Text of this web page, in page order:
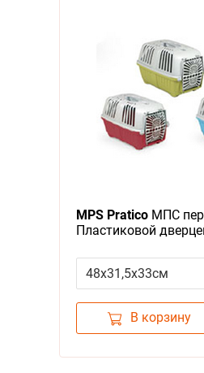
MPS PraticoМПС
Пластиковой
(указывайте цвет в
к заказу)
48х31,5х33см
В корзину